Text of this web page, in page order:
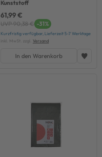
Kunststoff
61,99 €
UVP 90,38 € -31%
Kurzfristig verfügbar, Lieferzeit 5-7 Werktage
inkl. MwSt. zzgl. Versand
In den Warenkorb